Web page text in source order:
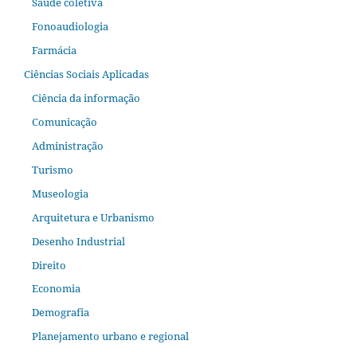
Fonoaudiologia
Farmácia
Ciências Sociais Aplicadas
Ciência da informação
Comunicação
Administração
Turismo
Museologia
Arquitetura e Urbanismo
Desenho Industrial
Direito
Economia
Demografia
Planejamento urbano e regional